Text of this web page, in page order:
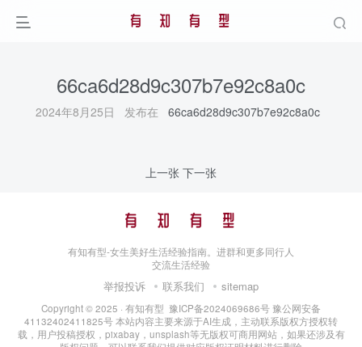
66ca6d28d9c307b7e92c8a0c
2024年8月25日 发布在 66ca6d28d9c307b7e92c8a0c
上一张 下一张
有知有型-女生美好生活经验指南。进群和更多同行人
交流生活经验
举报投诉 联系我们 sitemap
Copyright © 2025 · 有知有型 豫ICP备2024069686号 豫公网安备
41132402411825号本站内容主要来源于AI生成，主动联系版权方授权转
载，用户投稿授权，pixabay，unsplash等无版权可商用网站，如果还涉及有